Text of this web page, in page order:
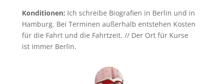
Konditionen: Ich schreibe Biografien in Berlin und in
Hamburg. Bei Terminen außerhalb entstehen Kosten
für die Fahrt und die Fahrtzeit. // Der Ort für Kurse
ist immer Berlin.